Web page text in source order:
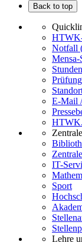
Back to top
Notfall
Mensa-
E-Mail
IT-
Sport
Lehre